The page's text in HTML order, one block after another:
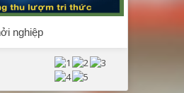
nghiệp